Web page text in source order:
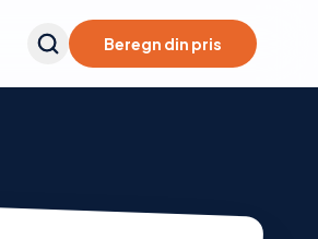
Beregn din pris